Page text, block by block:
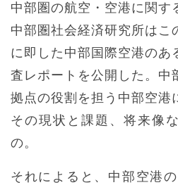
中部圏の航空・空港に関す
中部圏社会経済研究所はこ
に即した中部国際空港のあ
査レポートを公開した。中
拠点の役割を担う中部空港
その現状と課題、将来像
の。
それによると、中部空港